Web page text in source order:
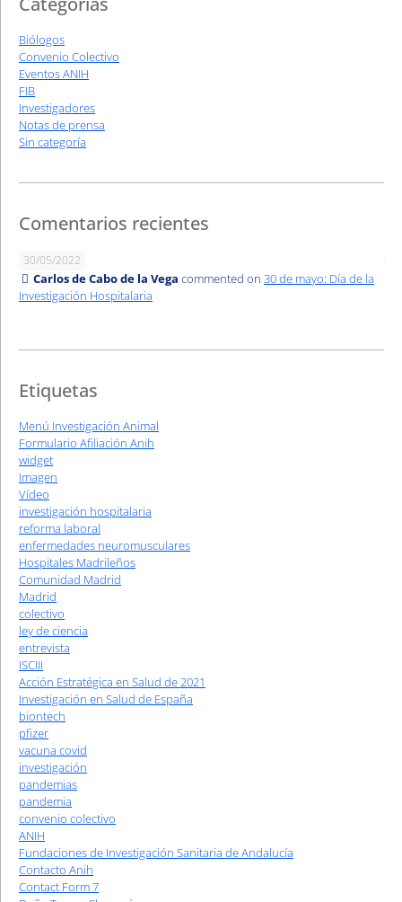
Biólogos
Convenio Colectivo
Eventos ANIH
FIB
Investigadores
Notas de prensa
Sin categoría
Comentarios recientes
30/05/2022
Carlos de Cabo de la Vega commented on 30 de mayo: Día de la
Investigación Hospitalaria
Etiquetas
Menú Investigación Animal
Formulario Afiliación Anih
widget
Imagen
Vídeo
investigación hospitalaria
reforma laboral
enfermedades neuromusculares
Hospitales Madrileños
Comunidad Madrid
Madrid
colectivo
ley de ciencia
entrevista
ISCIII
Acción Estratégica en Salud de 2021
Investigación en Salud de España
biontech
pfizer
vacuna covid
investigación
pandemias
pandemia
convenio colectivo
ANIH
Fundaciones de Investigación Sanitaria de Andalucía
Contacto Anih
Contact Form 7